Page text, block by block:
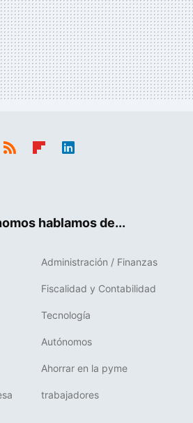
hablamos de...
Administración / Finanzas
Fiscalidad y Contabilidad
Tecnología
Autónomos
Ahorrar en la pyme
trabajadores